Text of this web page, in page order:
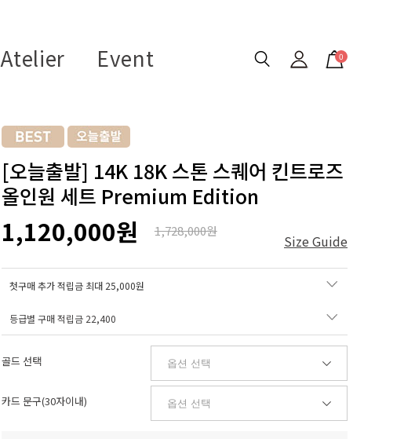
Atelier Event 0
[오늘출발] 14K 18K 스톤 스퀘어 킨트로즈
올인원 세트 Premium Edition
1,120,000원 1,728,000원
Size Guide
첫구매 추가 적립금 최대 25,000원
등급별 구매 적립금 22,400
골드 선택
카드 문구(30자이내)